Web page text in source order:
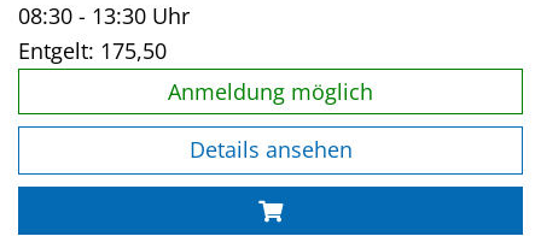
08:30 - 13:30 Uhr
Entgelt: 175,50
Anmeldung möglich
Details ansehen